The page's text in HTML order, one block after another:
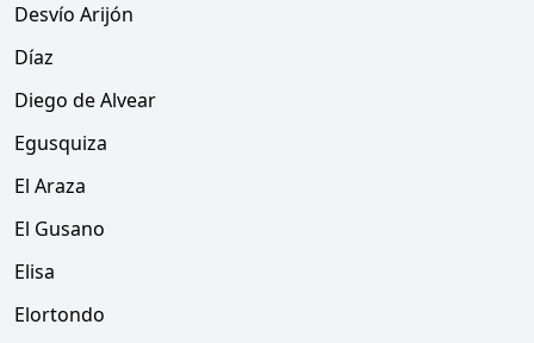
Desvío Arijón
Díaz
Diego de Alvear
Egusquiza
El Araza
El Gusano
Elisa
Elortondo